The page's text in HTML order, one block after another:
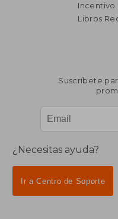
Incentivo
Libros
Suscríbete
¿Necesitas ayuda?
Ir a Centro de Soporte